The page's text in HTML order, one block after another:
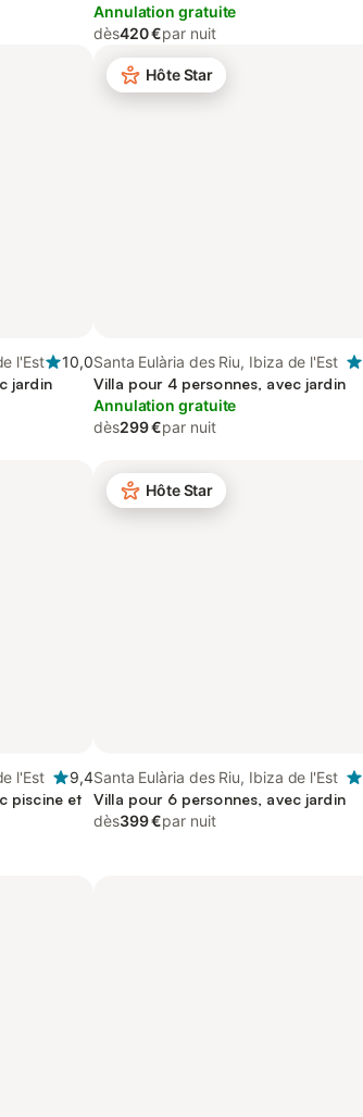
Annulation gratuite
dès420 €par nuit
l'Est
10,0
jardin
Hôte Star
Santa Eulària des Riu, Ibiza de l'Est
Villa pour 4 personnes, avec jardin
Annulation gratuite
dès299 €par nuit
l'Est
9,4
piscine et
Hôte Star
Santa Eulària des Riu, Ibiza de l'Est
Villa pour 6 personnes, avec jardin
dès399 €par nuit